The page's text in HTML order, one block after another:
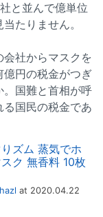
と並んで億単位
たりません。
社からマスクを
円の税金がつぎ
国難と首相が呼
国民の税金であ
りズム 蒸気でホ
ク 無香料 10枚
at 2020.04.22